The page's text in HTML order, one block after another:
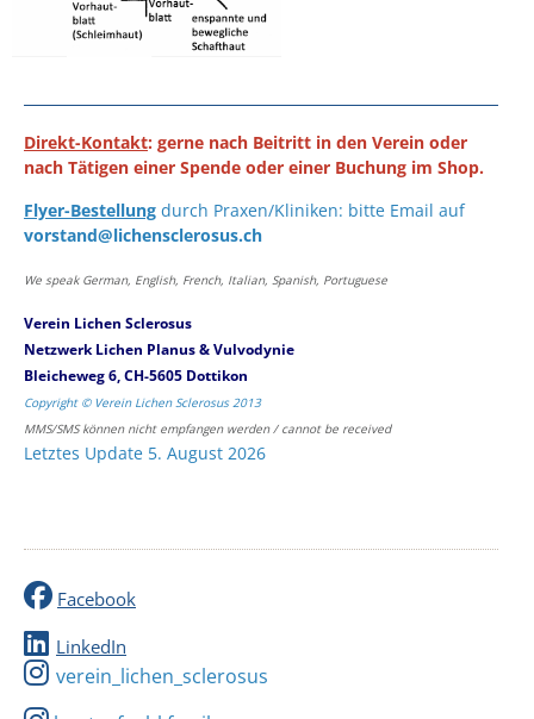
Direkt-Kontakt: gerne nach Beitritt in den Verein oder
nach Tätigen einer Spende oder einer Buchung im Shop.
Flyer-Bestellung durch Praxen/Kliniken: bitte Email auf
vorstand@lichensclerosus.ch
We speak German, English, French, Italian, Spanish, Portuguese
Verein Lichen Sclerosus
Netzwerk Lichen Planus & Vulvodynie
Bleicheweg 6, CH-5605 Dottikon
Copyright © Verein Lichen Sclerosus 2013
MMS/SMS können nicht empfangen werden / cannot be received
Letztes Update 5. August 2026
Facebook
LinkedIn
verein_lichen_sclerosus